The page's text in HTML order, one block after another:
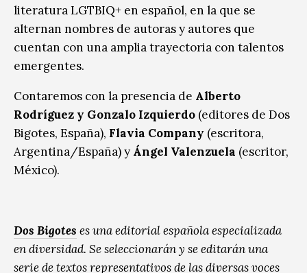
literatura LGTBIQ+ en español, en la que se
alternan nombres de autoras y autores que
cuentan con una amplia trayectoria con talentos
emergentes.
Contaremos con la presencia de Alberto
Rodríguez y Gonzalo Izquierdo (editores de Dos
Bigotes, España), Flavia Company (escritora,
Argentina/España)y Ángel Valenzuela (escritor,
México).
Dos Bigotes es una editorial española especializada
en diversidad. Se seleccionarán y se editarán una
serie de textos representativos de las diversas voces